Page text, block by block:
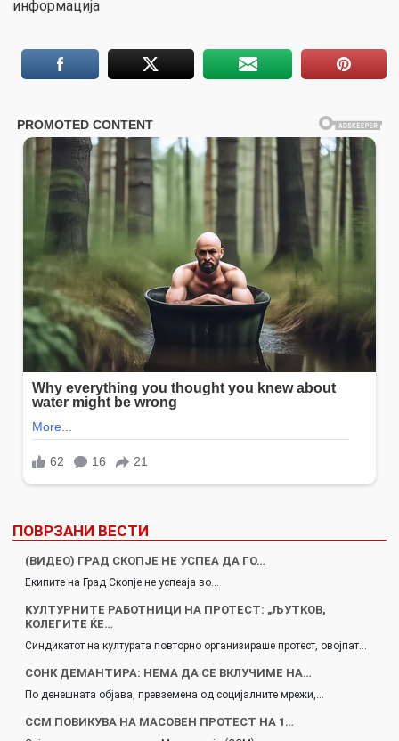
информација
ПОВРЗАНИ ВЕСТИ
(ВИДЕО) ГРАД СКОПЈЕ НЕ УСПЕА ДА ГО…
Екипите на Град Скопје не успеаја во…
КУЛТУРНИТЕ РАБОТНИЦИ НА ПРОТЕСТ: „ЉУТКОВ,
КОЛЕГИТЕ ЌЕ…
Синдикатот на културата повторно организираше протест, овојпат…
СОНК ДЕМАНТИРА: НЕМА ДА СЕ ВКЛУЧИМЕ НА…
По денешната објава, превземена од социјалните мрежи,…
ССМ ПОВИКУВА НА МАСОВЕН ПРОТЕСТ НА 1…